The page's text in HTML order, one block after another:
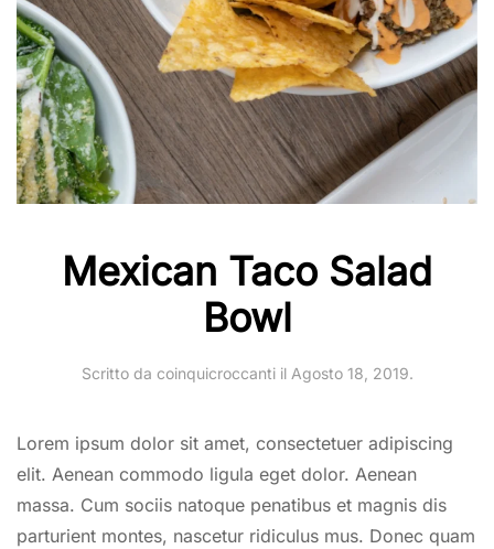
Mexican Taco Salad
Bowl
Scritto da coinquicroccantiil Agosto 18, 2019.
Lorem ipsum dolor sit amet, consectetuer adipiscing
elit. Aenean commodo ligula eget dolor. Aenean
massa. Cum sociis natoque penatibus et magnis dis
parturient montes, nascetur ridiculus mus. Donec quam